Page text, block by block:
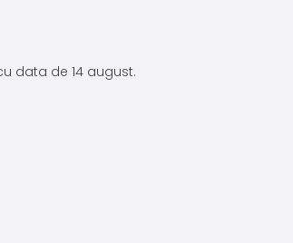
data de 14 august.